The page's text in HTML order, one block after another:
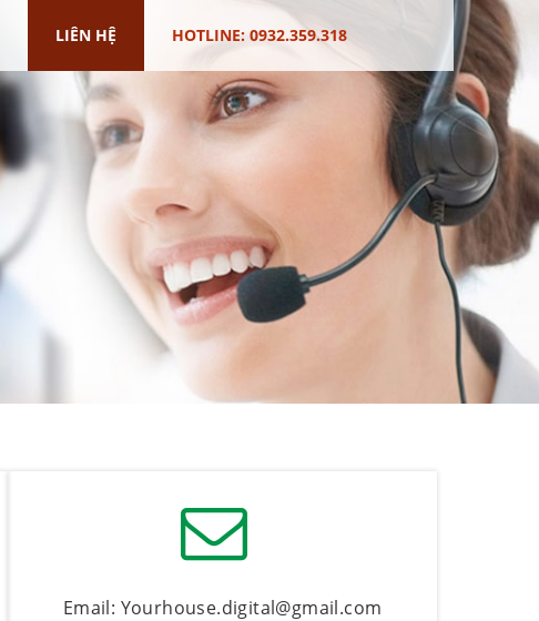
LIÊN HỆ HOTLINE: 0932.359.318
Email: Yourhouse.digital@gmail.com